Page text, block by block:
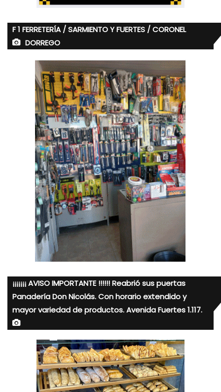
F 1 FERRETERÍA / SARMIENTO Y FUERTES / CORONEL
DORREGO
¡¡¡¡¡¡¡ AVISO IMPORTANTE !!!!!! Reabrió sus puertas
Panadería Don Nicolás. Con horario extendido y
mayor variedad de productos. Avenida Fuertes 1.117.